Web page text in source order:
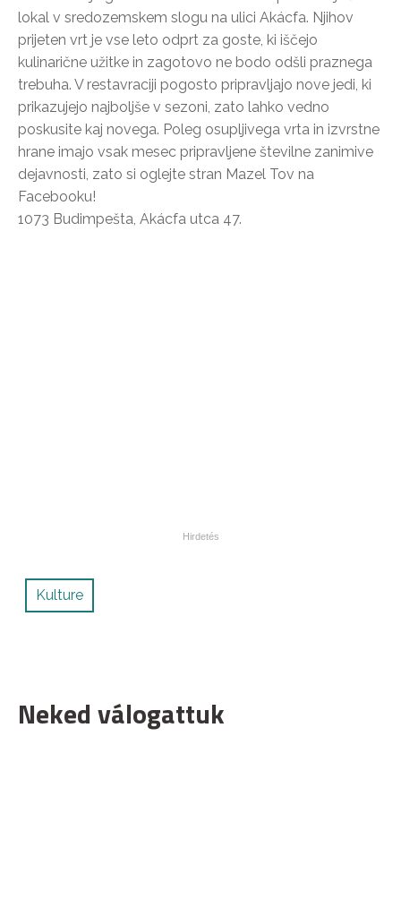
lokal v sredozemskem slogu na ulici Akácfa. Njihov
prijeten vrt je vse leto odprt za goste, ki iščejo
kulinarične užitke in zagotovo ne bodo odšli praznega
trebuha. V restavraciji pogosto pripravljajo nove jedi, ki
prikazujejo najboljše v sezoni, zato lahko vedno
poskusite kaj novega. Poleg osupljivega vrta in izvrstne
hrane imajo vsak mesec pripravljene številne zanimive
dejavnosti, zato si oglejte stran Mazel Tov na
Facebooku!
1073 Budimpešta, Akácfa utca 47.
Kulture
Neked válogattuk